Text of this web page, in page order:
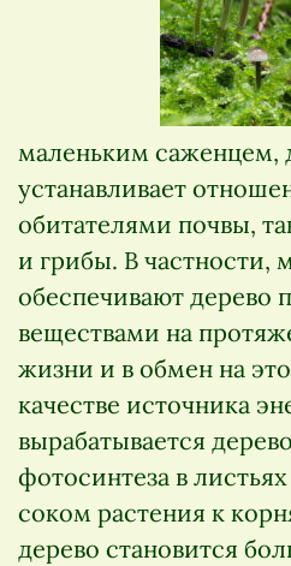
маленьким саженцем,
устанавливает
обитателями почвы,
и грибы. В частности,
обеспечивают дерево
веществами на
жизни и в обмен на
качестве источника
вырабатывается
фотосинтеза в
соком растения к
дерево становится